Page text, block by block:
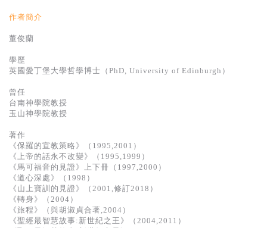
作者簡介
董俊蘭
學歷
英國愛丁堡大學哲學博士（PhD, University of Edinburgh）
曾任
台南神學院教授
玉山神學院教授
著作
《保羅的宣教策略》（1995,2001）
《上帝的話永不改變》（1995,1999）
《馬可福音的見證》上下冊（1997,2000）
《道心深處》（1998）
《山上寶訓的見證》（2001,修訂2018）
《轉身》（2004）
《旅程》（與胡淑貞合著,2004）
《聖經最智慧故事:新世紀之王》（2004,2011）